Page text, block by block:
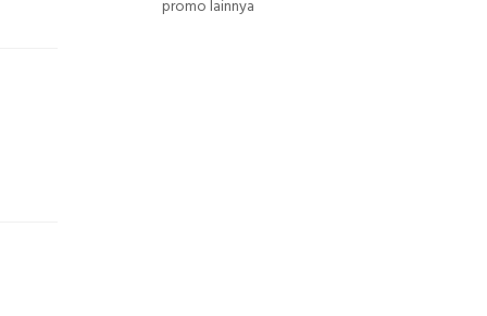
promo lainnya